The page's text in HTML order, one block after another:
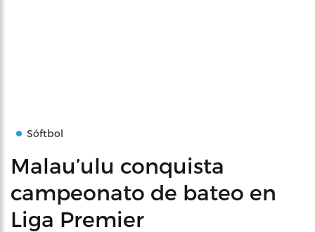
Sóftbol
Malau’ulu conquista
campeonato de bateo en
Liga Premier